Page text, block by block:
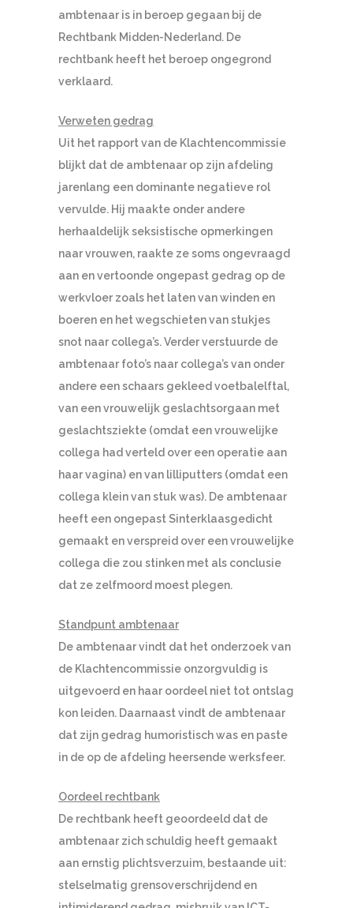
ambtenaar is in beroep gegaan bij de
Rechtbank Midden-Nederland. De
rechtbank heeft het beroep ongegrond
verklaard.
Verweten gedrag
Uit het rapport van de Klachtencommissie
blijkt dat de ambtenaar op zijn afdeling
jarenlang een dominante negatieve rol
vervulde. Hij maakte onder andere
herhaaldelijk seksistische opmerkingen
naar vrouwen, raakte ze soms ongevraagd
aan en vertoonde ongepast gedrag op de
werkvloer zoals het laten van winden en
boeren en het wegschieten van stukjes
snot naar collega’s. Verder verstuurde de
ambtenaar foto’s naar collega’s van onder
andere een schaars gekleed voetbalelftal,
van een vrouwelijk geslachtsorgaan met
geslachtsziekte (omdat een vrouwelijke
collega had verteld over een operatie aan
haar vagina) en van lilliputters (omdat een
collega klein van stuk was). De ambtenaar
heeft een ongepast Sinterklaasgedicht
gemaakt en verspreid over een vrouwelijke
collega die zou stinken met als conclusie
dat ze zelfmoord moest plegen.
Standpunt ambtenaar
De ambtenaar vindt dat het onderzoek van
de Klachtencommissie onzorgvuldig is
uitgevoerd en haar oordeel niet tot ontslag
kon leiden. Daarnaast vindt de ambtenaar
dat zijn gedrag humoristisch was en paste
in de op de afdeling heersende werksfeer.
Oordeel rechtbank
De rechtbank heeft geoordeeld dat de
ambtenaar zich schuldig heeft gemaakt
aan ernstig plichtsverzuim, bestaande uit:
stelselmatig grensoverschrijdend en